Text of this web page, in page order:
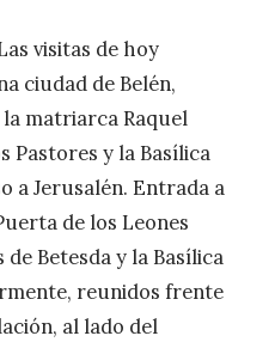
visitas de hoy
ciudad de Belén,
matriarca Raquel
Pastores y la Basílica
a Jerusalén. Entrada a
de los Leones
Betesda y la Basílica
reunidos frente
al lado del